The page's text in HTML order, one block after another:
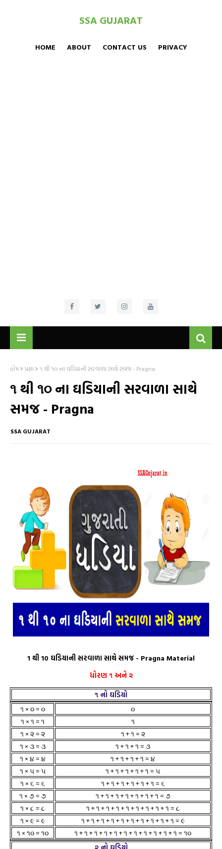
SSA GUJARAT
HOME ABOUT CONTACT US PRIVACY
હોમ પ્રજ્ઞા ૧ થી ૧૦ ના ઘડિયાની સરવાળા સાથે સમજ - Pragna
૧ થી ૧૦ ના ઘડિયાની સરવાળા સાથે
સમજ - Pragna
SSA GUJARAT
1 થી 10 ઘડિયાની સરવાળા સાથે સમજ - Pragna Material
ધોરણ ૧ અને ૨
૧ નો ઘડિયો
૧ × ૦ = ૦
૦
૧ × ૧ = ૧
૧
૧ × ૨ = ૨
૧ + ૧ = ૨
૧ × ૩ = ૩
૧ + ૧ + ૧ = ૩
૧ × ૪ = ૪
૧ + ૧ + ૧ + ૧ = ૪
૧ × ૫ = ૫
૧ + ૧ + ૧ + ૧ + ૧ = ૫
૧ × ૬ = ૬
૧ + ૧ + ૧ + ૧ + ૧ + ૧ = ૬
૧ × ૭ = ૭
૧ + ૧ + ૧ + ૧ + ૧ + ૧ + ૧ = ૭
૧ × ૮ = ૮
૧ + ૧ + ૧ + ૧ + ૧ + ૧ + ૧ + ૧ + ૧ = ૮
૧ × ૯ = ૯
૧ + ૧ + ૧ + ૧ + ૧ + ૧ + ૧ + ૧ + ૧ + ૧ = ૯
૧ × ૧૦ = ૧૦
૧ + ૧ + ૧ + ૧ + ૧ + ૧ + ૧ + ૧ + ૧ + ૧ + ૧ = ૧૦